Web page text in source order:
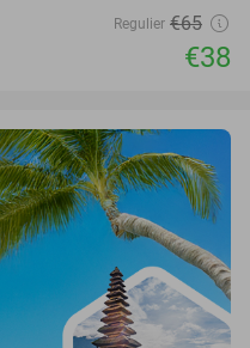
Regulier €65
€38